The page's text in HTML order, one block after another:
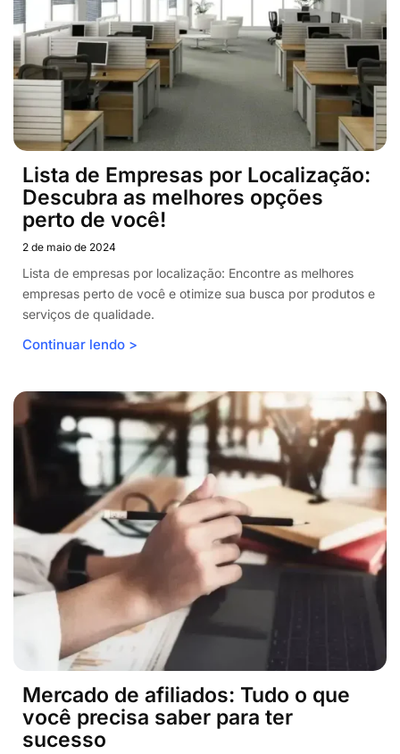
Lista de Empresas por Localização:
Descubra as melhores opções
perto de você!
2 de maio de 2024
Lista de empresas por localização: Encontre as melhores
empresas perto de você e otimize sua busca por produtos e
serviços de qualidade.
Continuar lendo >
Mercado de afiliados: Tudo o que
você precisa saber para ter
sucesso